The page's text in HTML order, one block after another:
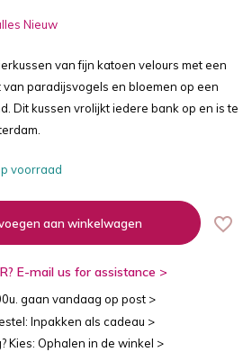
Nieuw
van fijn katoen velours met een
paradijsvogels en bloemen op een
Dit kussen vrolijkt iedere bank op en is te
voorraad
aan winkelwagen
E-mail us for assistance >
gaan vandaag op post >
Inpakken als cadeau >
Kies: Ophalen in de winkel >